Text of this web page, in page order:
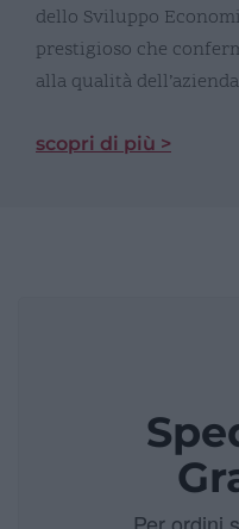
dello Sviluppo
prestigioso che
alla qualità
scopri di più >
Per ordini